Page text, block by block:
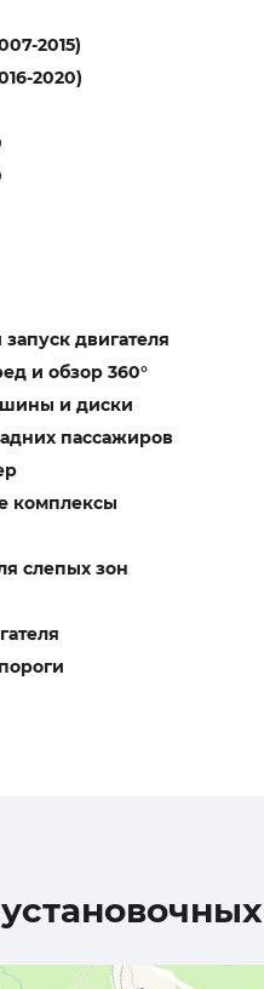
2015)
2020)
двигателя
и обзор 360°
шины и диски
пассажиров
комплексы
слепых зон
установочных